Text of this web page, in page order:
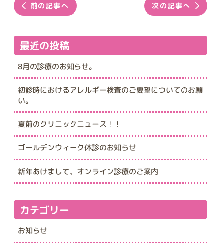
前の記事へ 次の記事へ
最近の投稿
8月の診療のお知らせ。
初診時におけるアレルギー検査のご要望についてのお願
い。
夏前のクリニックニュース！！
ゴールデンウィーク休診のお知らせ
新年あけまして、オンライン診療のご案内
カテゴリー
お知らせ